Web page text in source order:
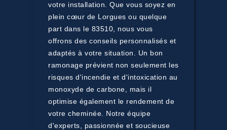
votre installation. Que vous soyez en
plein cœur de Lorgues ou quelque
part dans le 83510, nous vous
offrons des conseils personnalisés et
adaptés à votre situation. Un bon
ramonage prévient non seulement les
risques d'incendie et d'intoxication au
monoxyde de carbone, mais il
optimise également le rendement de
votre cheminée. Notre équipe
d'experts, passionnée et soucieuse